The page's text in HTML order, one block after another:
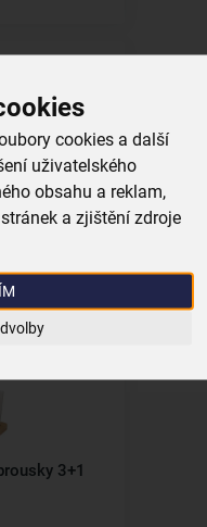
cookies a další
uživatelského
obsahu a reklam,
a zjištění zdroje
3+1